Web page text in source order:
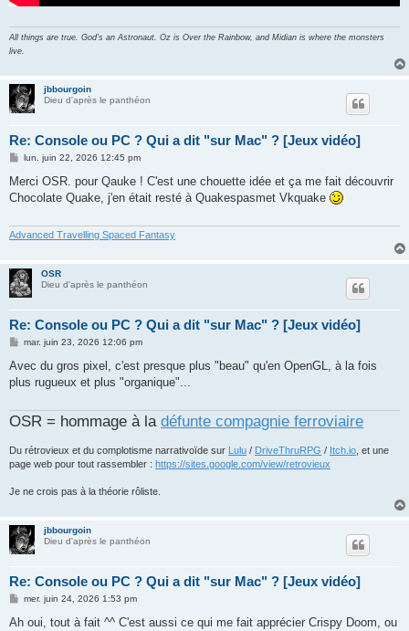
All things are true. God's an Astronaut. Oz is Over the Rainbow, and Midian is where the monsters
live.
jbbourgoin
Dieu d'après le panthéon
Re: Console ou PC ? Qui a dit "sur Mac" ? [Jeux vidéo]
M
s
a
lun. juin 22, 2026 12:45 pm
Merci OSR. pour Qauke ! C'est une chouette idée et ça me fait découvrir
Chocolate Quake, j'en était resté à Quakespasmet Vkquake
Advanced Travelling Spaced Fantasy
OSR
Dieu d'après le panthéon
Re: Console ou PC ? Qui a dit "sur Mac" ? [Jeux vidéo]
M
s
a
mar. juin 23, 2026 12:06 pm
Avec du gros pixel, c'est presque plus "beau" qu'en OpenGL, à la fois
plus rugueux et plus "organique"...
OSR = hommage à la défunte compagnie ferroviaire
Du rétrovieux et du complotisme narrativoïde sur Lulu / DriveThruRPG / Itch.io , et une
page web pour tout rassembler : https://sites.google.com/view/retrovieux
Je ne crois pas à la théorie rôliste.
jbbourgoin
Dieu d'après le panthéon
Re: Console ou PC ? Qui a dit "sur Mac" ? [Jeux vidéo]
M
s
mer. juin 24, 2026 1:53 pm
Ah oui, tout à fait ^^ C'est aussi ce qui me fait apprécier Crispy Doom, ou